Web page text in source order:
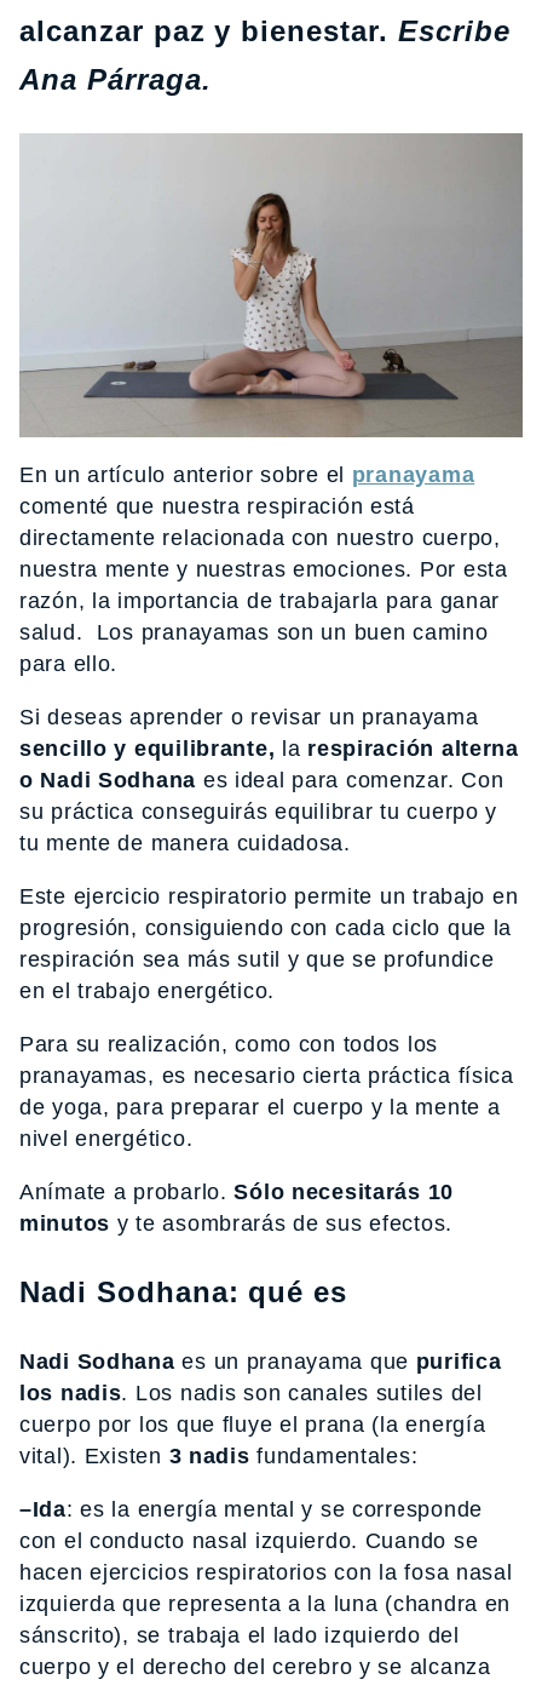
alcanzar paz y bienestar. Escribe
Ana Párraga.
En un artículo anterior sobre el pranayama
comenté que nuestra respiración está
directamente relacionada con nuestro cuerpo,
nuestra mente y nuestras emociones. Por esta
razón, la importancia de trabajarla para ganar
salud. Los pranayamas son un buen camino
para ello.
Si deseas aprender o revisar un pranayama
sencillo y equilibrante, la respiración alterna
o Nadi Sodhana es ideal para comenzar. Con
su práctica conseguirás equilibrar tu cuerpo y
tu mente de manera cuidadosa.
Este ejercicio respiratorio permite un trabajo en
progresión, consiguiendo con cada ciclo que la
respiración sea más sutil y que se profundice
en el trabajo energético.
Para su realización, como con todos los
pranayamas, es necesario cierta práctica física
de yoga, para preparar el cuerpo y la mente a
nivel energético.
Anímate a probarlo.Sólo necesitarás 10
minutos y te asombrarás de sus efectos.
Nadi Sodhana: qué es
Nadi Sodhana es un pranayama que purifica
los nadis. Los nadis son canales sutiles del
cuerpo por los que fluye el prana (la energía
vital). Existen 3 nadis fundamentales:
–Ida: es la energía mental y se corresponde
con el conducto nasal izquierdo. Cuando se
hacen ejercicios respiratorios con la fosa nasal
izquierda que representa a la luna (chandra en
sánscrito), se trabaja el lado izquierdo del
cuerpo y el derecho del cerebro y se alcanza